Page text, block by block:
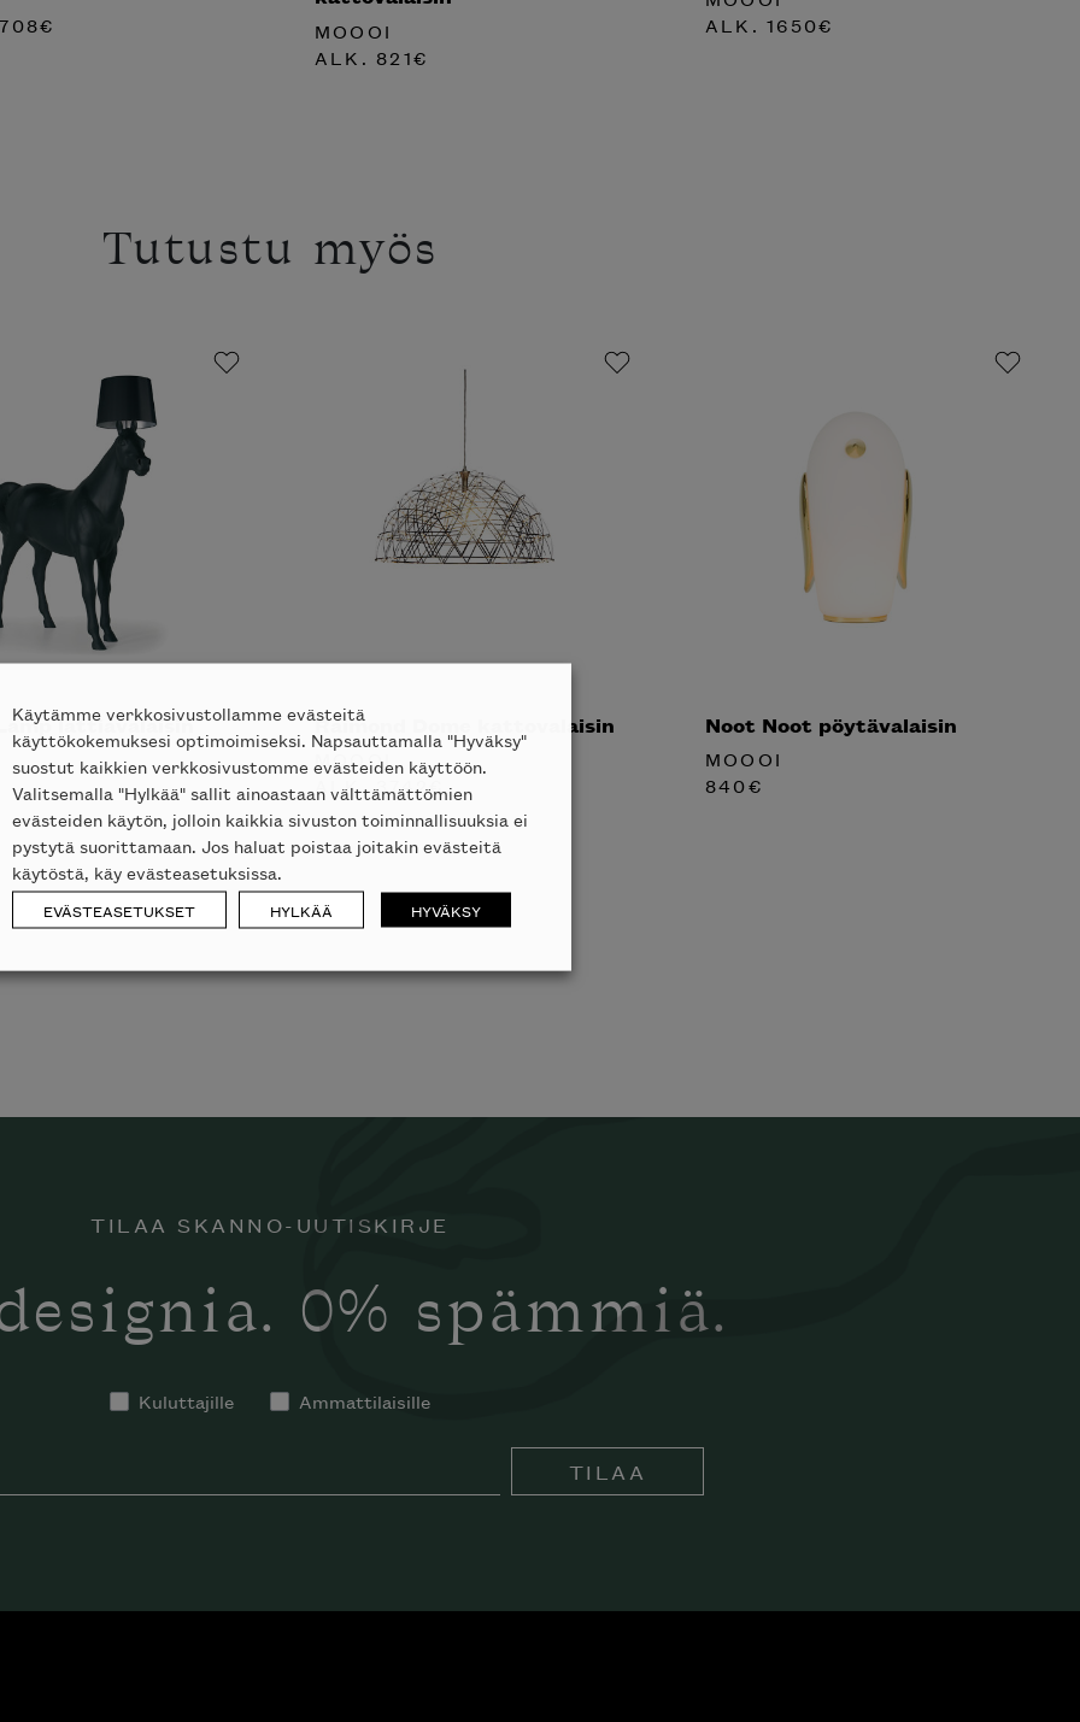
€
MOOOI
ALK. 821€
ALK.1650€
Tutustu myös
lattiavalaisin Raimond Dome kattovalaisin
MOOOI
ALK.3742€
Noot Noot pöytävalaisin
MOOOI
840€
TILAA SKANNO-UUTISKIRJE
0% spämmiä.
Kuluttajille Ammattilaisille
TILAA
Käytämme verkkosivustollamme evästeitä
käyttökokemuksesi optimoimiseksi. Napsauttamalla "Hyväksy"
suostut kaikkien verkkosivustomme evästeiden käyttöön.
Valitsemalla "Hylkää" sallit ainoastaan välttämättömien
evästeiden käytön, jolloin kaikkia sivuston toiminnallisuuksia ei
pystytä suorittamaan. Jos haluat poistaa joitakin evästeitä
käytöstä, käy evästeasetuksissa.
EVÄSTEASETUKSET HYLKÄÄ HYVÄKSY